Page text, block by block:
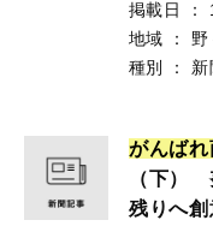
掲載日
：
地域
：
野
種別
： 新
がんばれ
（下）
残りへ